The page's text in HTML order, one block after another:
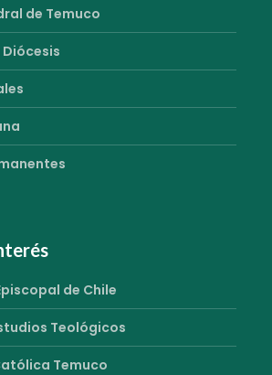
de Temuco
de Chile
Teológicos
Temuco